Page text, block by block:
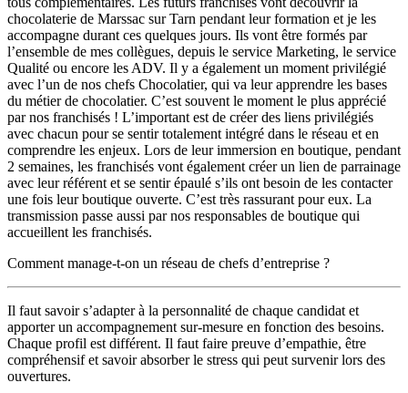
chocolaterie de Marssac sur Tarn pendant leur formation et je les
accompagne durant ces quelques jours. Ils vont être formés par
l’ensemble de mes collègues, depuis le service Marketing, le service
Qualité ou encore les ADV. Il y a également un moment privilégié
avec l’un de nos chefs Chocolatier, qui va leur apprendre les bases
du métier de chocolatier. C’est souvent le moment le plus apprécié
par nos franchisés ! L’important est de créer des liens privilégiés
avec chacun pour se sentir totalement intégré dans le réseau et en
comprendre les enjeux. Lors de leur immersion en boutique, pendant
2 semaines, les franchisés vont également créer un lien de parrainage
avec leur référent et se sentir épaulé s’ils ont besoin de les contacter
une fois leur boutique ouverte. C’est très rassurant pour eux. La
transmission passe aussi par nos responsables de boutique qui
accueillent les franchisés.
Comment manage-t-on un réseau de chefs d’entreprise ?
Il faut savoir s’adapter à la personnalité de chaque candidat et
apporter un accompagnement sur-mesure en fonction des besoins.
Chaque profil est différent. Il faut faire preuve d’empathie, être
compréhensif et savoir absorber le stress qui peut survenir lors des
ouvertures.